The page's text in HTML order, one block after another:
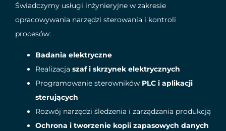
Świadczymy usługi inżynieryjne w zakresie
opracowywania narzędzi sterowania i kontroli
procesów:
Badania elektryczne
Realizacja szaf i skrzynek elektrycznych
Programowanie sterowników PLC i aplikacji
sterujących
Rozwój narzędzi śledzenia i zarządzania produkcją
Ochrona i tworzenie kopii zapasowych danych